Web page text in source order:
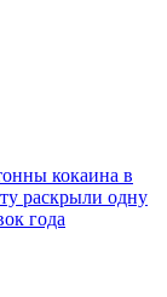
кокаина в
раскрыли одну
года